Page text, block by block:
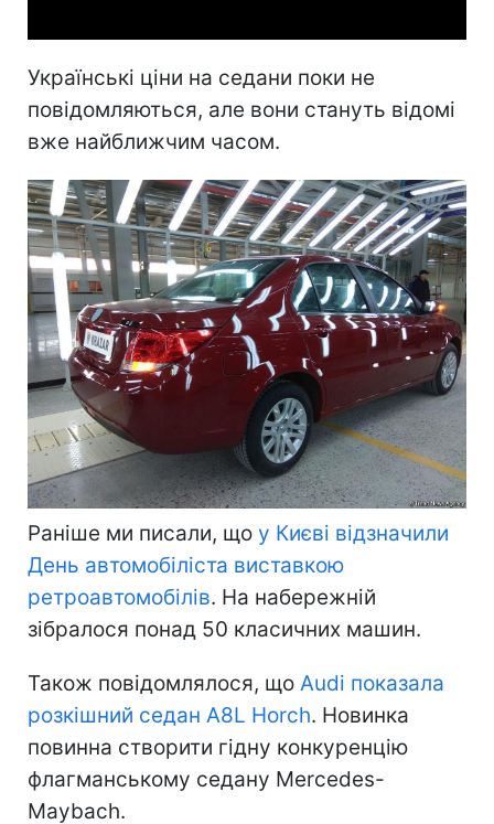
Українські ціни на седани поки не
повідомляються, але вони стануть відомі
вже найближчим часом.
Раніше ми писали, що у Києві відзначили
День автомобіліста виставкою
ретроавтомобілів. На набережній
зібралося понад 50 класичних машин.
Також повідомлялося, що Audi показала
розкішний седан A8L Horch. Новинка
повинна створити гідну конкуренцію
флагманському седану Mercedes-
Maybach.